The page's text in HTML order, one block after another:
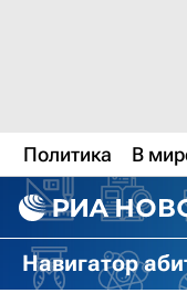
Политика В
Навигатор